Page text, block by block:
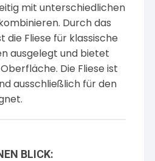
mit unterschiedlichen
Durch das
die Fliese für klassische
ausgelegt und bietet
Die Fliese ist
ausschließlich für den
BLICK: